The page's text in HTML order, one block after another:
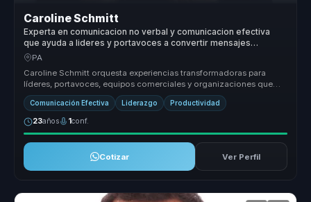
Caroline Schmitt
Experta en comunicacion no verbal y comunicacion efectiva
que ayuda a lideres y portavoces a convertir mensajes
complejos en influencia, autoridad e impacto.
PA
Caroline Schmitt orquesta experiencias transformadoras para
líderes, portavoces, equipos comerciales y organizaciones que
buscan dejar at...
Comunicación Efectiva Liderazgo Productividad
23años 1conf.
Cotizar Ver Perfil